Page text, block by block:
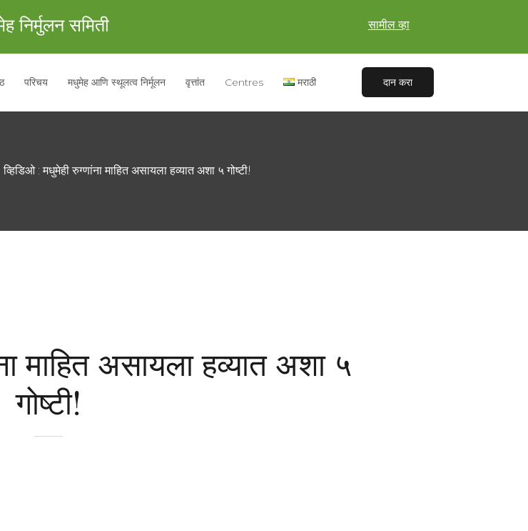
निर्मुलन समिती सामील व्हा
परिचय मधुमेह आणि स्थूलत्व निर्मूलन वृत्तांत Centres मराठी दान करा
व्हिडिओ : मधुमेही रुग्णांना माहित असायला हव्यात अशा ५ गोष्टी!
माहित असायला हव्यात अशा ५
गोष्टी!